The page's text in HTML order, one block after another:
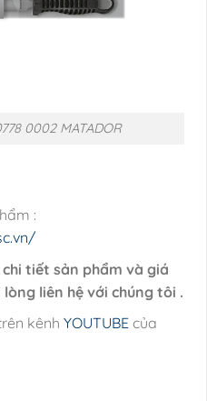
0002 MATADOR
:
tiết sản phẩm và giá
liên hệ với chúng tôi .
kênh YOUTUBEcủa